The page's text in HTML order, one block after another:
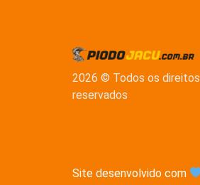
2026 © Todos os direitos
reservados
Site desenvolvido com